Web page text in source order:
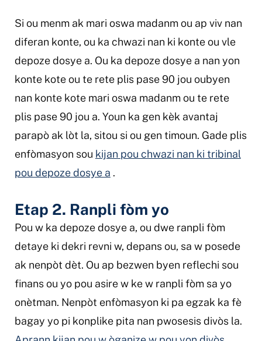
Si ou menm ak mari oswa madanm ou ap viv nan
diferan konte, ou ka chwazi nan ki konte ou vle
depoze dosye a. Ou ka depoze dosye a nan yon
konte kote ou te rete plis pase 90 jou oubyen
nan konte kote mari oswa madanm ou te rete
plis pase 90 jou a. Youn ka gen kèk avantaj
parapò ak lòt la, sitou si ou gen timoun. Gade plis
enfòmasyon sou kijan pou chwazi nan ki tribinal
pou depoze dosye a .
Etap 2. Ranpli fòm yo
Pou w ka depoze dosye a, ou dwe ranpli fòm
detaye ki dekri revni w, depans ou, sa w posede
ak nenpòt dèt. Ou ap bezwen byen reflechi sou
finans ou yo pou asire w ke w ranpli fòm sa yo
onètman. Nenpòt enfòmasyon ki pa egzak ka fè
bagay yo pi konplike pita nan pwosesis divòs la.